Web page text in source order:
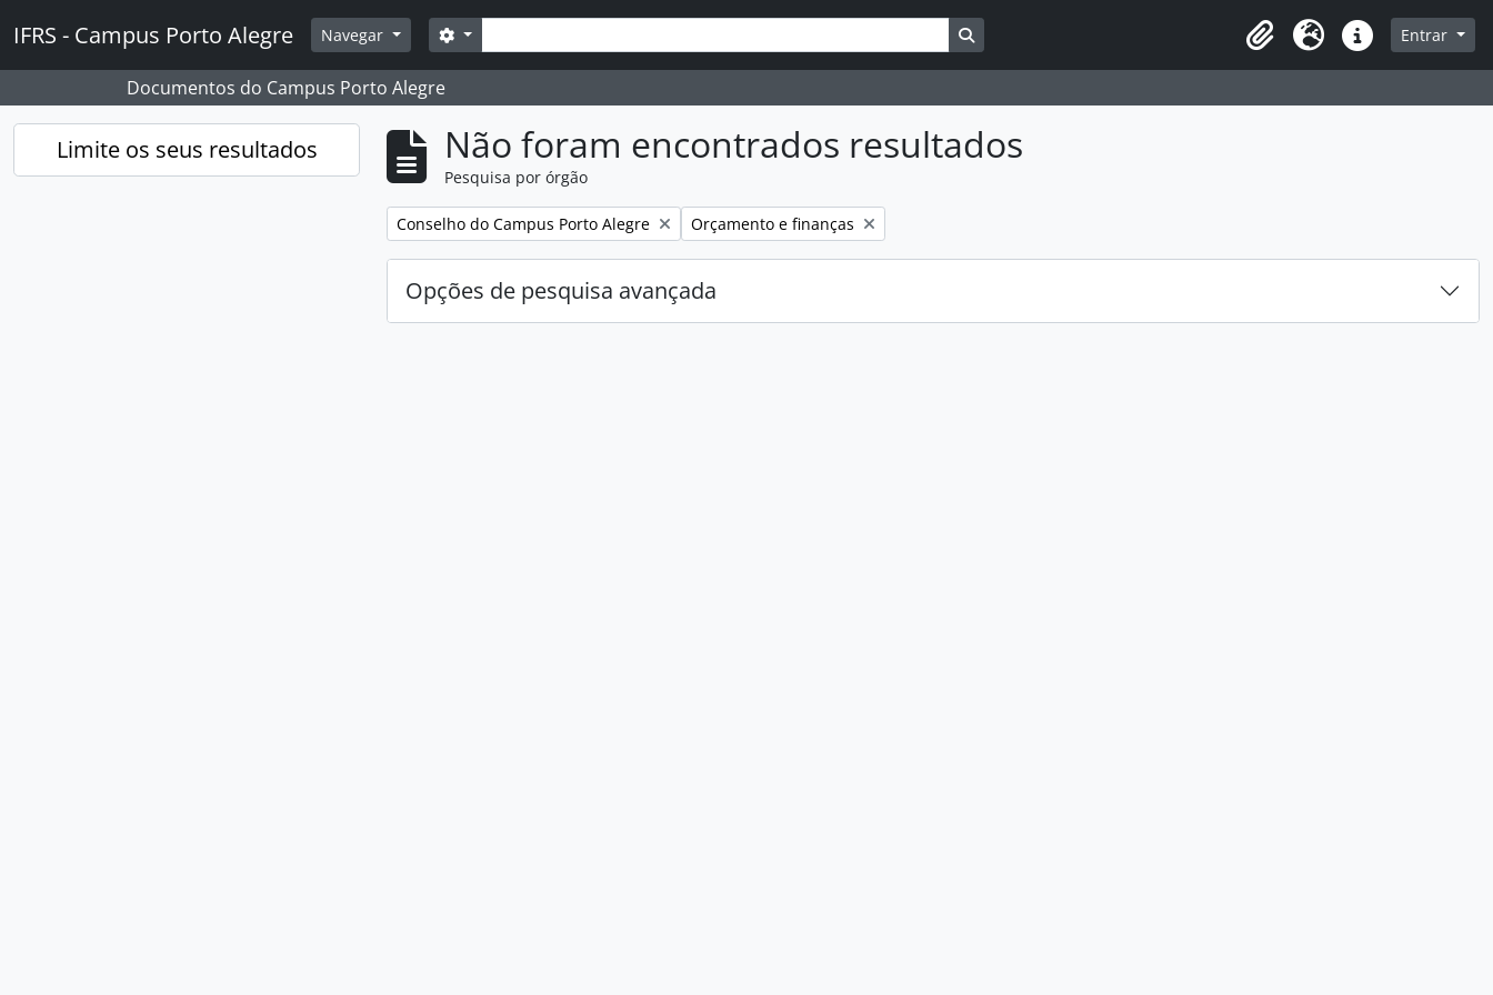
IFRS - Campus Porto Alegre Navegar Pesquisar
Opções de busca Busque na página de navegação
Idioma Ligações rápidas
Entrar
Documentos do Campus Porto Alegre
Limite os seus resultados Não foram encontrados resultados
Pesquisa por órgão
Remover filtro:
Conselho do Campus Porto Alegre Remover filtro:
Orçamento e finanças
Opções de pesquisa avançada